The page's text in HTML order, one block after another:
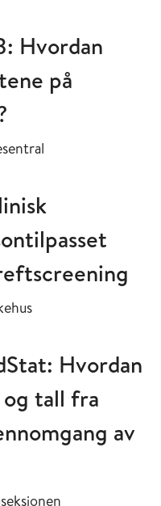
Hvordan
på
Hvordan
tall fra
av